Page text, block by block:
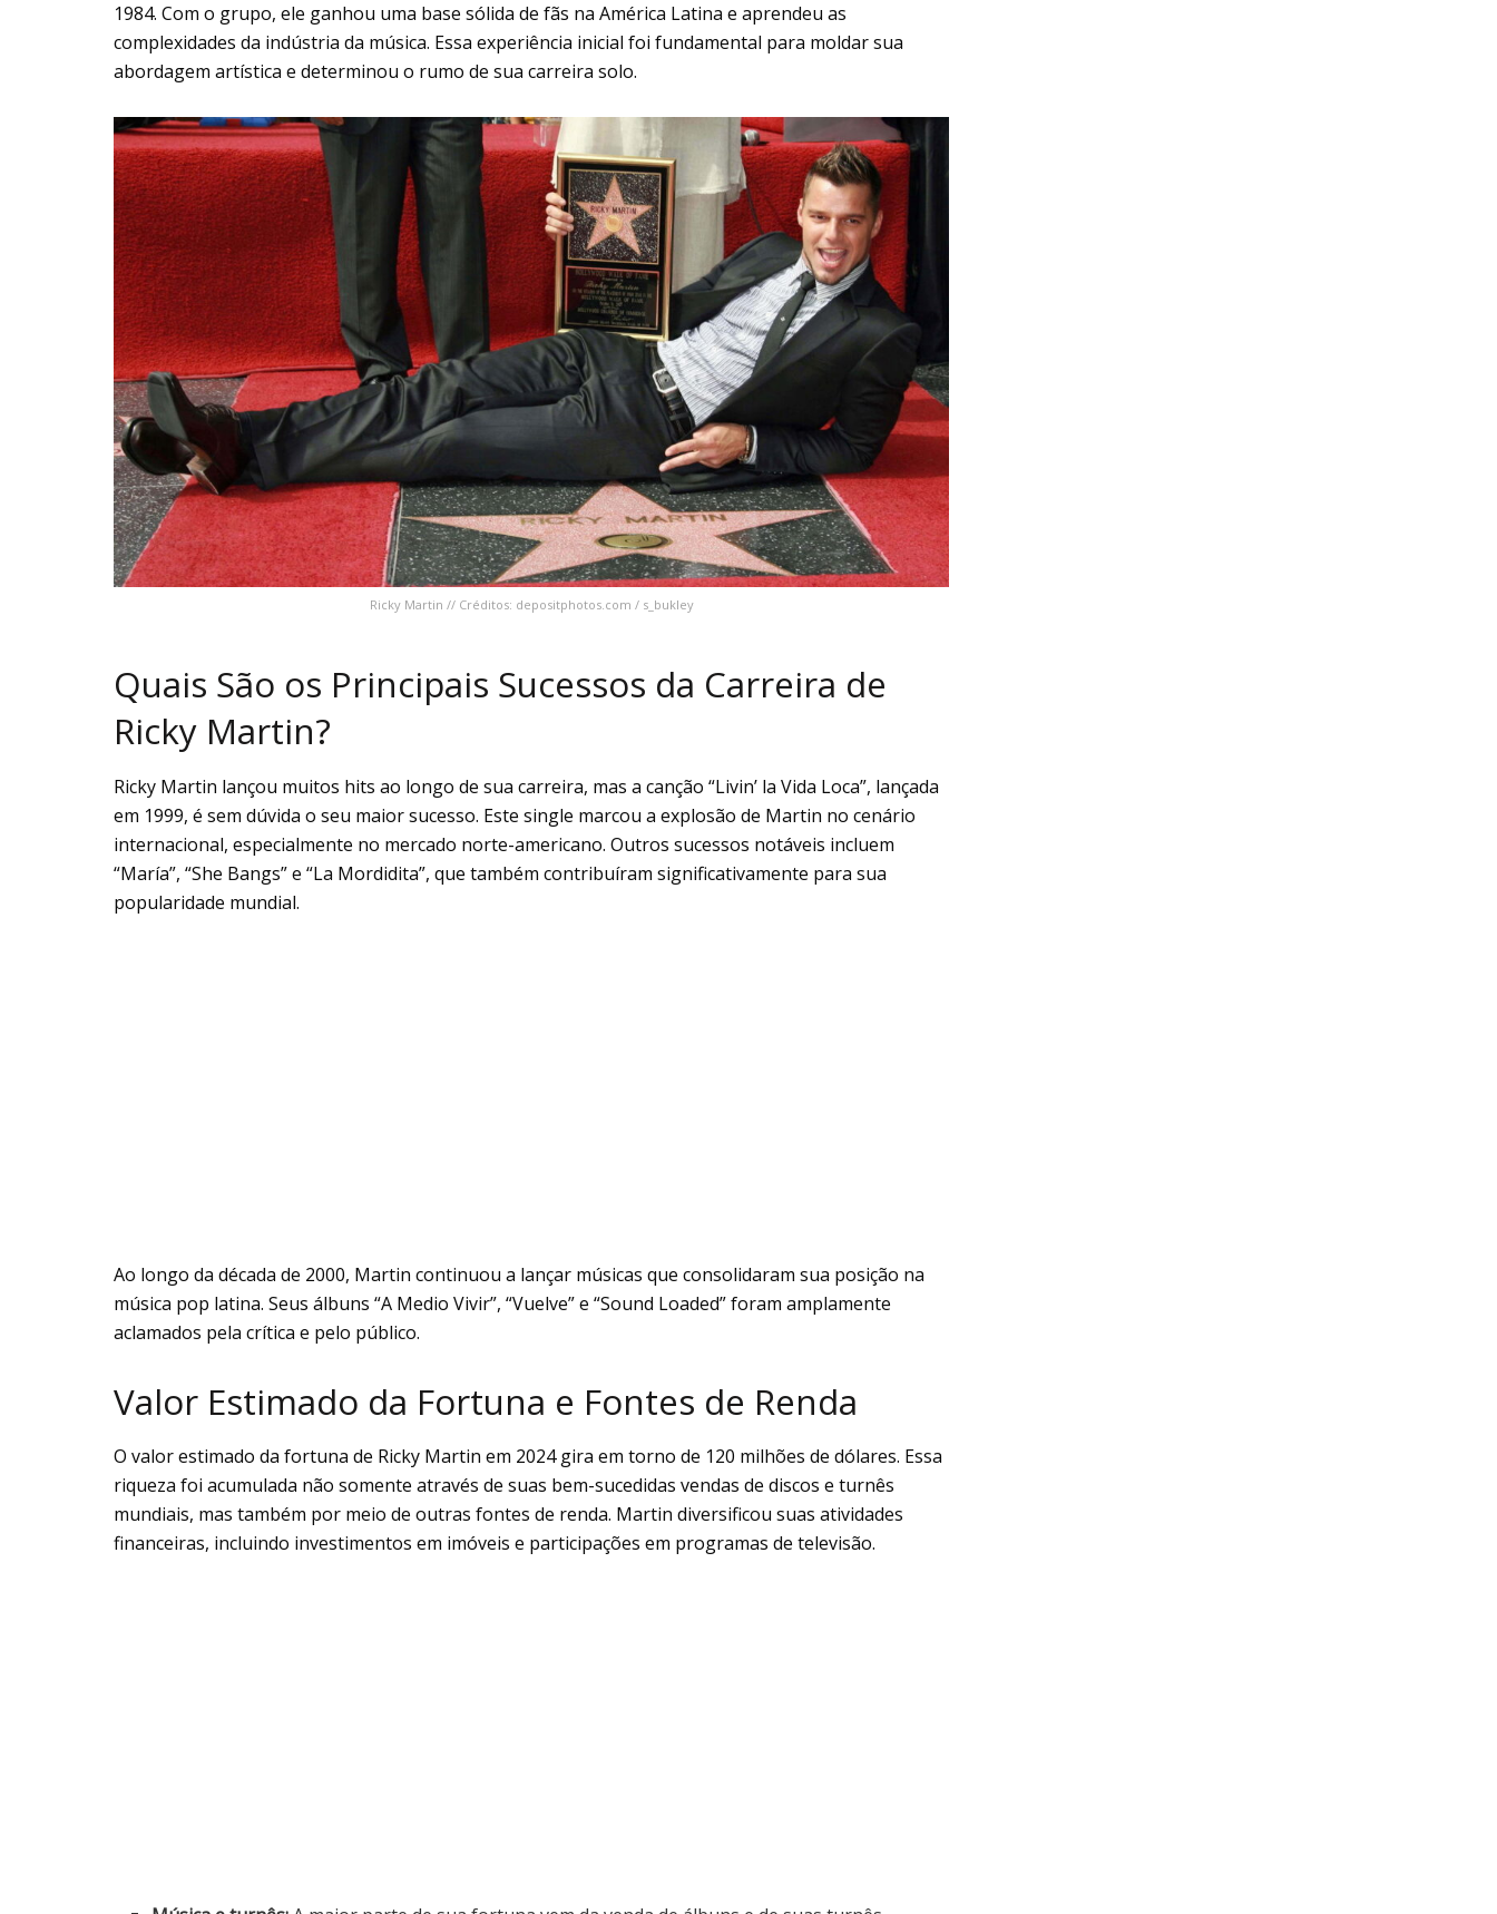
1984. Com o grupo, ele ganhou uma base sólida de fãs na América Latina e aprendeu as
complexidades da indústria da música. Essa experiência inicial foi fundamental para moldar sua
abordagem artística e determinou o rumo de sua carreira solo.
Ricky Martin // Créditos: depositphotos.com / s_bukley
Quais São os Principais Sucessos da Carreira de
Ricky Martin?
Ricky Martin lançou muitos hits ao longo de sua carreira, mas a canção “Livin’ la Vida Loca”, lançada
em 1999, é sem dúvida o seu maior sucesso. Este single marcou a explosão de Martin no cenário
internacional, especialmente no mercado norte-americano. Outros sucessos notáveis incluem
“María”, “She Bangs” e “La Mordidita”, que também contribuíram significativamente para sua
popularidade mundial.
Ao longo da década de 2000, Martin continuou a lançar músicas que consolidaram sua posição na
música pop latina. Seus álbuns “A Medio Vivir”, “Vuelve” e “Sound Loaded” foram amplamente
aclamados pela crítica e pelo público.
Valor Estimado da Fortuna e Fontes de Renda
O valor estimado da fortuna de Ricky Martin em 2024 gira em torno de 120 milhões de dólares. Essa
riqueza foi acumulada não somente através de suas bem-sucedidas vendas de discos e turnês
mundiais, mas também por meio de outras fontes de renda. Martin diversificou suas atividades
financeiras, incluindo investimentos em imóveis e participações em programas de televisão.